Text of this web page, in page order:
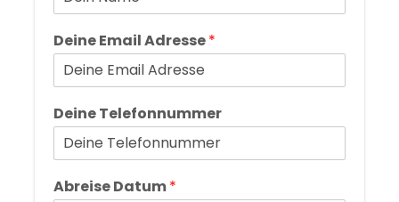
Deine Email Adresse*
Deine Telefonnummer
Abreise Datum*